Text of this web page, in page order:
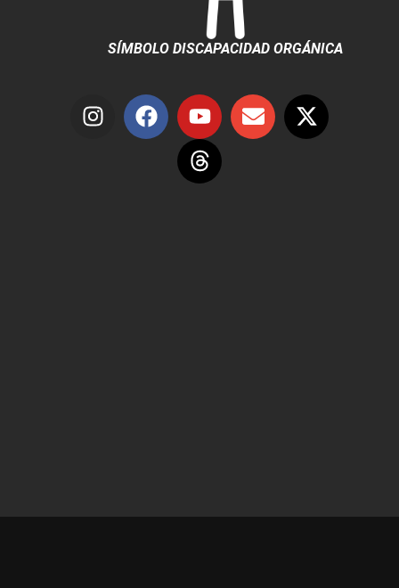
SÍMBOLO DISCAPACIDAD ORGÁNICA